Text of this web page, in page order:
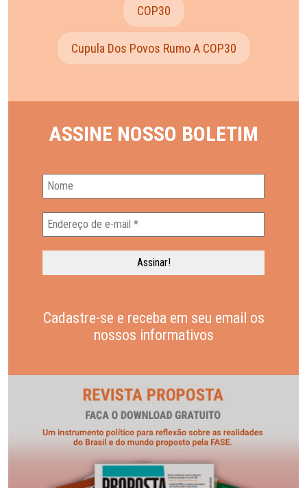
COP30
Cupula Dos Povos Rumo A COP30
ASSINE NOSSO BOLETIM
Cadastre-se e receba em seu email os
nossos informativos